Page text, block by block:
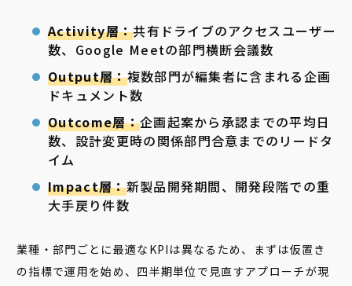
Activity層：共有ドライブのアクセスユーザー
数、Google Meetの部門横断会議数
Output層：複数部門が編集者に含まれる企画
ドキュメント数
Outcome層：企画起案から承認までの平均日
数、設計変更時の関係部門合意までのリードタ
イム
Impact層：新製品開発期間、開発段階での重
大手戻り件数
業種・部門ごとに最適なKPIは異なるため、まずは仮置き
の指標で運用を始め、四半期単位で見直すアプローチが現